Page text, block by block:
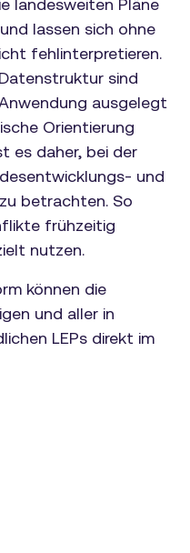
landesweiten Pläne
lassen sich ohne
fehlinterpretieren.
sind
ausgelegt
Orientierung
es daher, bei der
und
betrachten. So
frühzeitig
nutzen.
können die
und aller in
LEPs direkt im